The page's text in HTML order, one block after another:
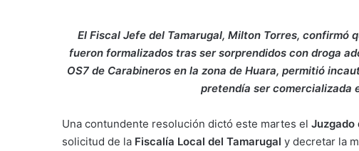
El Fiscal Jefe del Tamarugal, Milton Torres,
fueron formalizados tras ser sorprendidos con droga
OS7 de Carabineros en la zona de Huara, permitió
pretendía ser comercializada
Una contundente resolución dictó este martes el Juzgado
solicitud de la Fiscalía Local del Tamarugal y decretar la